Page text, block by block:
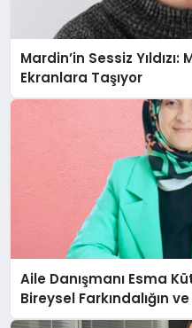
Mardin’in Sessiz
Ekranlara Taşıyor
Aile Danışmanı Esma
Bireysel Farkındalığın
Anlatıyor